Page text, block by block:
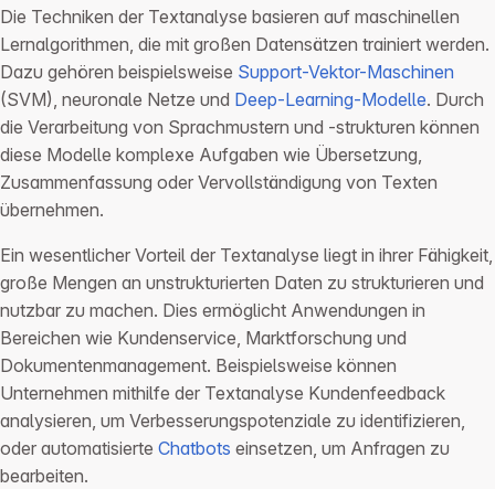
Die Techniken der Textanalyse basieren auf maschinellen
Lernalgorithmen, die mit großen Datensätzen trainiert werden.
Dazu gehören beispielsweise Support-Vektor-Maschinen
(SVM), neuronale Netze und Deep-Learning-Modelle. Durch
die Verarbeitung von Sprachmustern und -strukturen können
diese Modelle komplexe Aufgaben wie Übersetzung,
Zusammenfassung oder Vervollständigung von Texten
übernehmen.
Ein wesentlicher Vorteil der Textanalyse liegt in ihrer Fähigkeit,
große Mengen an unstrukturierten Daten zu strukturieren und
nutzbar zu machen. Dies ermöglicht Anwendungen in
Bereichen wie Kundenservice, Marktforschung und
Dokumentenmanagement. Beispielsweise können
Unternehmen mithilfe der Textanalyse Kundenfeedback
analysieren, um Verbesserungspotenziale zu identifizieren,
oder automatisierte Chatbots einsetzen, um Anfragen zu
bearbeiten.